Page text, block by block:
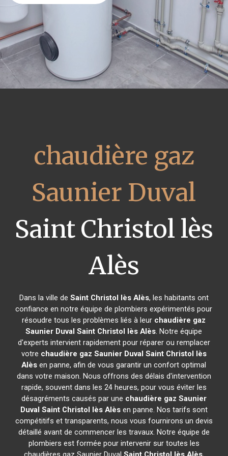
chaudière gaz
Saunier Duval
Saint Christol lès
Alès
Dans la ville de Saint Christol lès Alès, les habitants ont
confiance en notre équipe de plombiers expérimentés pour
résoudre tous les problèmes liés à leur chaudière gaz
Saunier Duval Saint Christol lès Alès. Notre équipe
d'experts intervient rapidement pour réparer ou remplacer
votre chaudière gaz Saunier Duval Saint Christol lès
Alès en panne, afin de vous garantir un confort optimal
dans votre maison. Nous offrons des délais d'intervention
rapide, souvent dans les 24 heures, pour vous éviter les
désagréments causés par une chaudière gaz Saunier
Duval Saint Christol lès Alèsen panne. Nos tarifs sont
compétitifs et transparents, nous vous fournirons un devis
détaillé avant de commencer les travaux. Notre équipe de
plombiers est formée pour intervenir sur toutes les